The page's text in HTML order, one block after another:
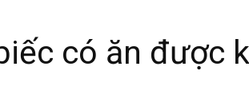
có ăn được